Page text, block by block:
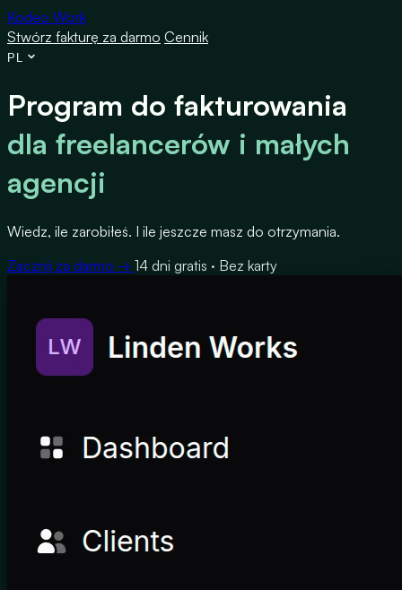
Kodeo Work
Stwórz fakturę za darmo Cennik
PL
Program do fakturowania
dla freelancerów i małych
agencji
Wiedz, ile zarobiłeś. I ile jeszcze masz do otrzymania.
Zacznij za darmo → 14 dni gratis · Bez karty